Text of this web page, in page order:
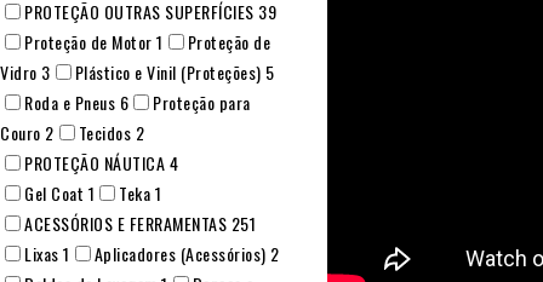
PROTEÇÃO OUTRAS SUPERFÍCIES 39
Proteção de Motor1
Proteção de
Vidro 3 Plástico e Vinil (Proteções) 5
Roda e Pneus 6
Proteção para
Couro 2 Tecidos 2
PROTEÇÃO NÁUTICA4
Gel Coat 1 Teka1
ACESSÓRIOS E FERRAMENTAS 251
Lixas1 Aplicadores (Acessórios) 2